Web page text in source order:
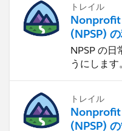
トレイル
Nonprofit
(NPSP)
NPSP の日
うにします。
トレイル
Nonprofit
(NPSP)